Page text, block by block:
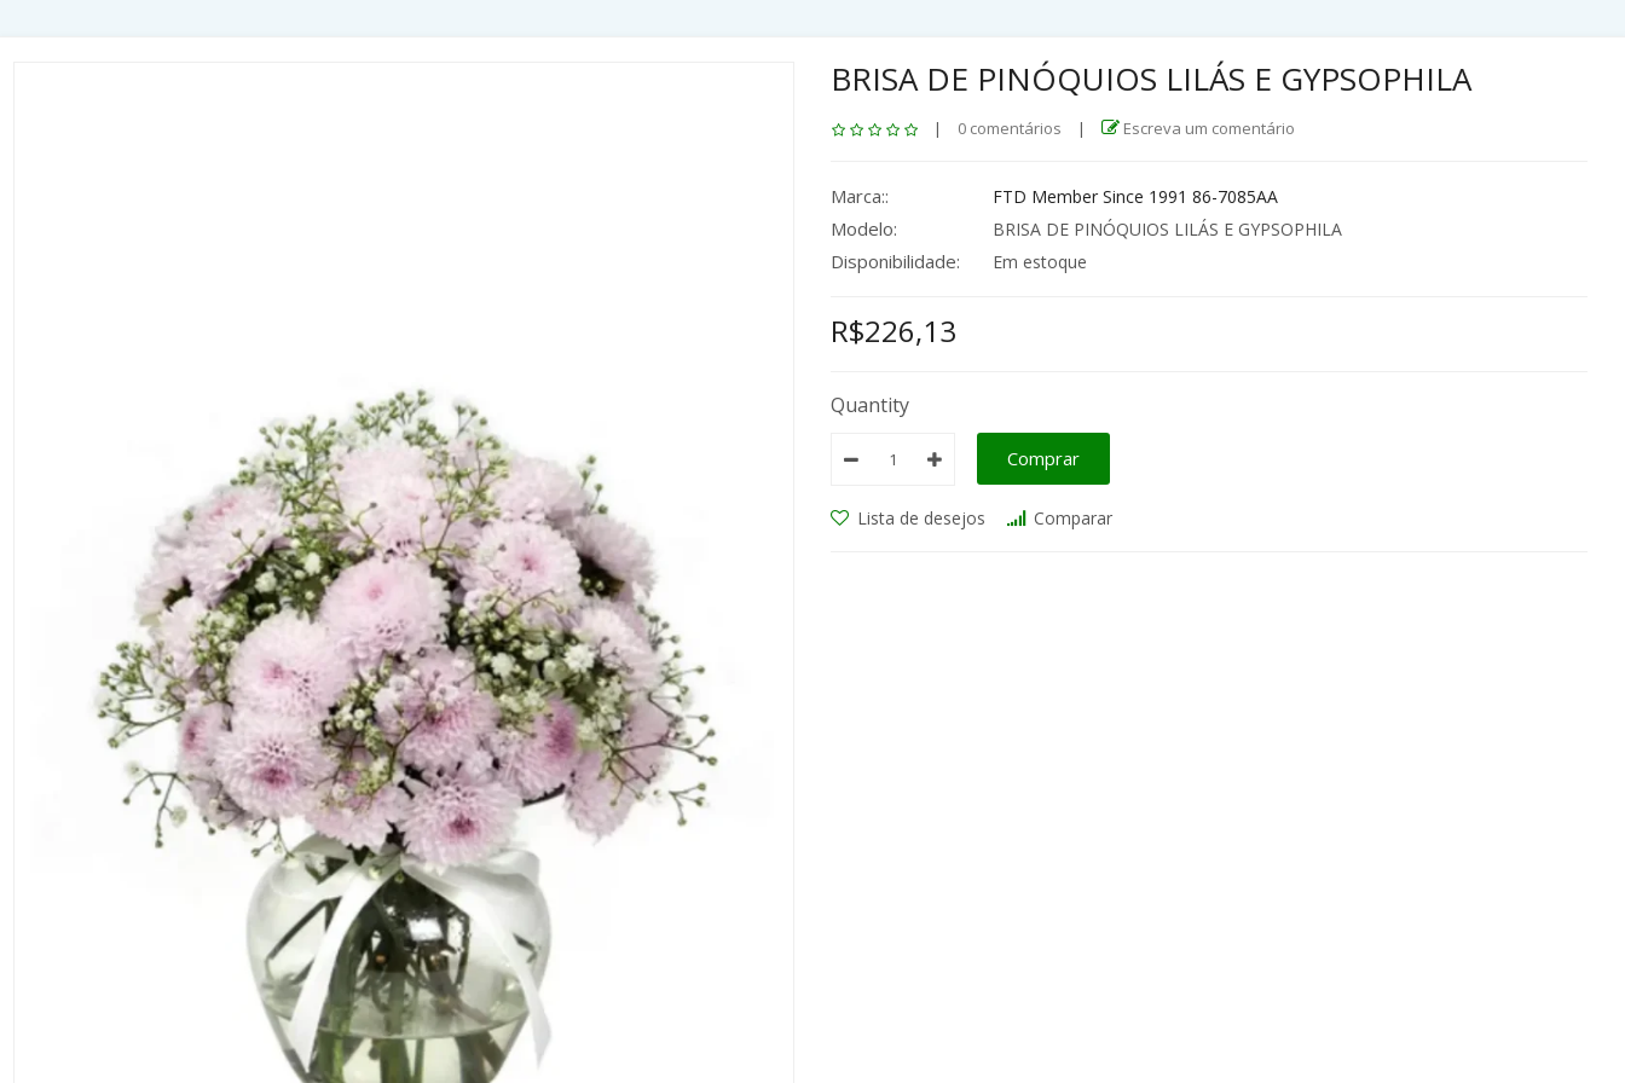
BRISA DE PINÓQUIOS LILÁS E GYPSOPHILA
| 0 comentários | Escreva um comentário
Marca:: FTD Member Since 1991 86-7085AA
Modelo: BRISA DE PINÓQUIOS LILÁS E GYPSOPHILA
Disponibilidade: Em estoque
R$226,13
Quantity
Comprar
Lista de desejos Comparar